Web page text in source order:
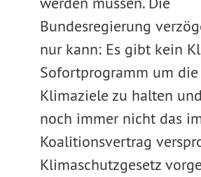
Bundesregierung
nur kann: Es gibt kein
Sofortprogramm um
Klimaziele zu halten
noch immer nicht das
Koalitionsvertrag
Klimaschutzgesetz